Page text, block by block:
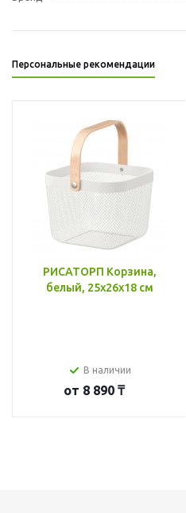
Персональные рекомендации
РИСАТОРП Корзина,
белый, 25x26x18 см
В наличии
от 8 890 ₸